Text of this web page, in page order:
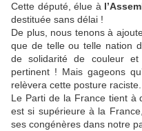
Cette député, élue à
destituée sans délai !
De plus, nous tenons à
que de telle ou telle nation
de solidarité de couleur
pertinent ! Mais gageons
relèvera cette posture raciste.
Le Parti de la France tient à
est si supérieure à la
ses congénères dans notre